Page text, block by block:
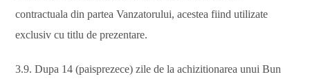
contractuala din partea Vanzatorului, acestea fiind utilizate
exclusiv cu titlu de prezentare.
3.9. Dupa 14 (paisprezece) zile de la achizitionarea unui Bun